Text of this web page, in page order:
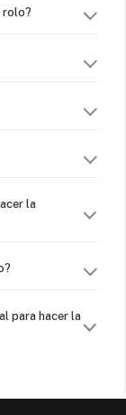
rolo?
la
para hacer la